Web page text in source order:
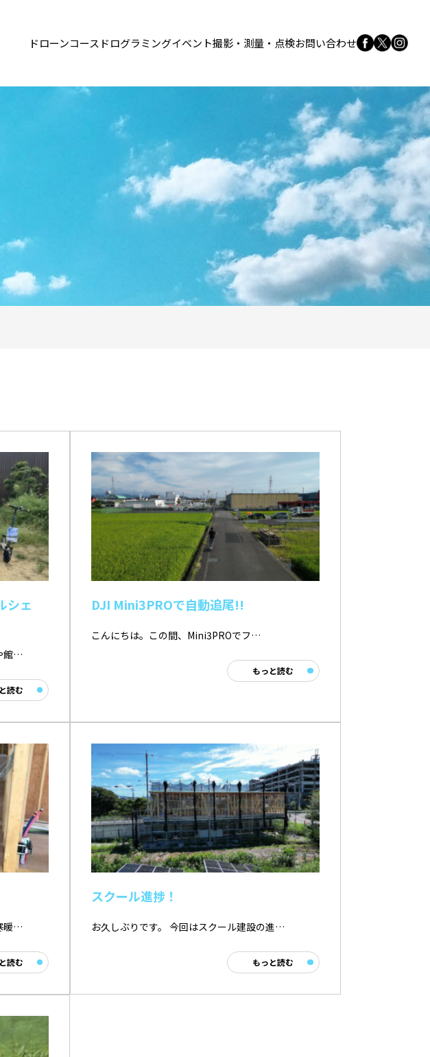
ドローンコース ドログラミングイベント撮影・測量・点検お問い合わせ
シェ
館…
読む
DJI Mini3PROで自動追尾!!
こんにちは。この間、Mini3PROでフ…
もっと読む
暖…
読む
スクール進捗！
お久しぶりです。 今回はスクール建設の進…
もっと読む